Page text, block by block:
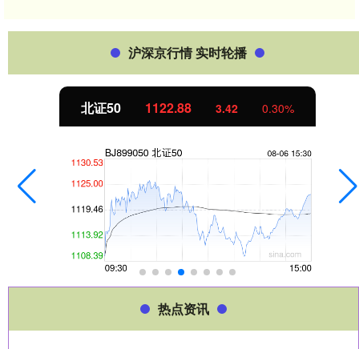
沪深京行情 实时轮播
北证50 1122.88 3.42 0.30%
热点资讯